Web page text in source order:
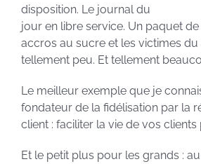
disposition. Le journal du
jour en libre service. Un paquet
accros au sucre et les victimes du
tellement peu. Et tellement
Le meilleur exemple que je
fondateur de la fidélisation par la
client : faciliter la vie de vos
Et le petit plus pour les grands :